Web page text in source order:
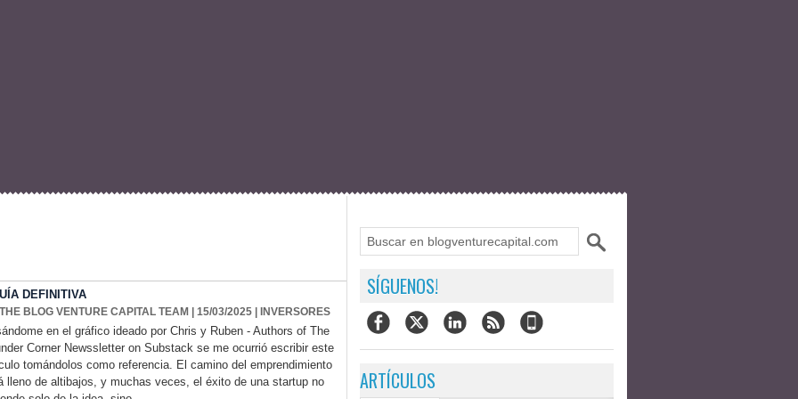
DEFINITIVA
BLOG VENTURE CAPITAL TEAM | 15/03/2025 INVERSORES
en el gráfico ideado por Chris y Ruben - Authors of The
Corner Newssletter on Substack se me ocurrió escribir este
tomándolos como referencia. El camino del emprendimiento
lleno de altibajos, y muchas veces, el éxito de una startup no
SÍGUENOS!
ARTÍCULOS